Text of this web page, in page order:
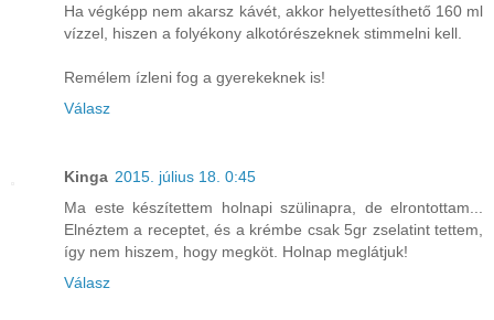
Ha végképp nem akarsz kávét, akkor helyettesíthető 160 ml
vízzel, hiszen a folyékony alkotórészeknek stimmelni kell.
Remélem ízleni fog a gyerekeknek is!
Válasz
Kinga 2015. július 18. 0:45
Ma este készítettem holnapi szülinapra, de elrontottam...
Elnéztem a receptet, és a krémbe csak 5gr zselatint tettem,
így nem hiszem, hogy megköt. Holnap meglátjuk!
Válasz